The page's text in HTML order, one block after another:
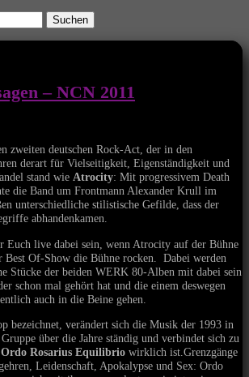
– NCN 2011
zweiten deutschen Rock-Act, der in den
derart für Vielseitigkeit, Eigenständigkeit und
stand wie Atrocity: Mit progressivem Death
die Band um Frontmann Alexander Krull im
unterschiedliche stilistische Gefilde, dass der
abhandenkamen.
Euch live dabei sein, wenn Atrocity auf der Bühne
Of-Show die Bühne rocken. Dabei werden
Stücke der beiden WERK 80-Alben mit dabei sein
schon mal gehört hat und die einem deswegen
auch in die Beine gehen.
bezeichnet, verändert sich die Musik der 1993 in
über die Jahre ständig und verbindet sich zu
Ordo Rosarius Equilibrio wirklich ist.Grenzgänge
Leidenschaft, Apokalypse und Sex: Ordo